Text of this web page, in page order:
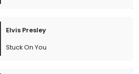
Elvis Presley
Stuck On You